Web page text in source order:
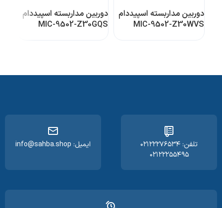
دوربین مداربسته اسپیددام
MIC-9502-Z30WVS
دوربین مداربسته اسپیددام
MIC-9502-Z30GQS
تلفن: ۰۲۱۲۲۲۷۶۵۳۴
۰۲۱۲۲۲۵۵۴۹۵
ایمیل: info@sahba.shop